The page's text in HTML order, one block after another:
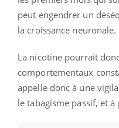
peut engendrer un
la croissance neuronale.
La nicotine pourrait
comportementaux
appelle donc à une
le tabagisme passif, et